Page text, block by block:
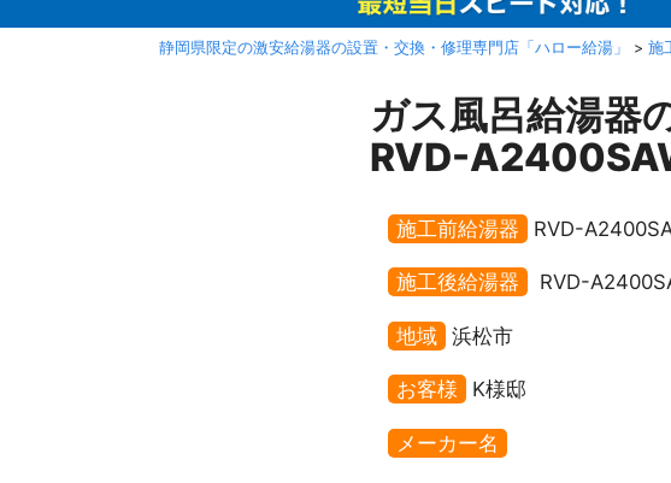
静岡県限定の激安給湯器の設置・交換・修理専門店「ハロー給湯」 > 施
ガス風呂給湯
RVD-
施工前給湯器 RVD-
施工後給湯器 RVD-
地域 浜松市
お客様 K様邸
メーカー名